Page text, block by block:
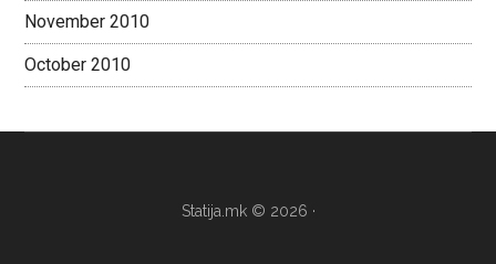
November 2010
October 2010
Statija.mk © 2026 ·